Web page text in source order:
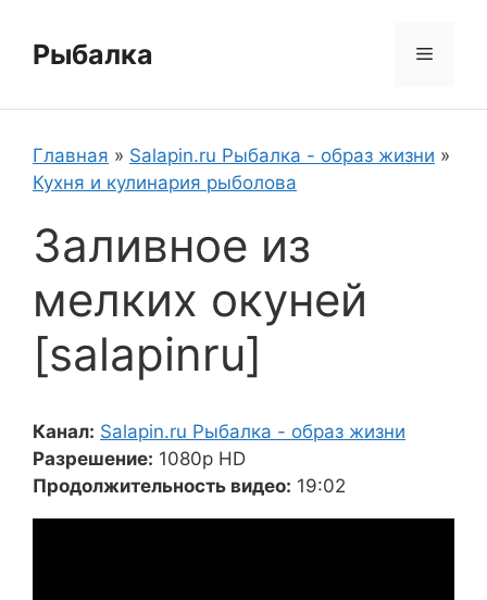
содержимому
Рыбалка Меню
Главная » Salapin.ru Рыбалка - образ жизни »
Кухня и кулинария рыболова
Заливное из
мелких окуней
[salapinru]
Канал: Salapin.ru Рыбалка - образ жизни
Разрешение: 1080p HD
Продолжительность видео: 19:02